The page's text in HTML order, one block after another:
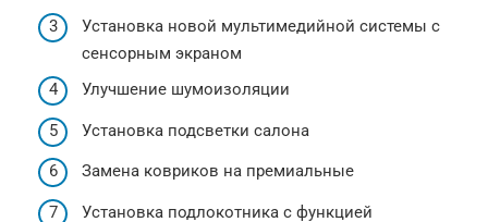
Установка новой мультимедийной системы с
сенсорным экраном
Улучшение шумоизоляции
Установка подсветки салона
Замена ковриков на премиальные
Установка подлокотника с функцией